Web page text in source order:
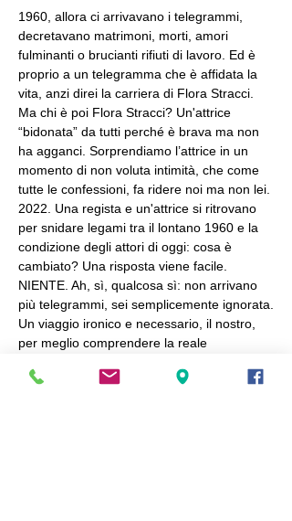
1960, allora ci arrivavano i telegrammi,
decretavano matrimoni, morti, amori
fulminanti o brucianti rifiuti di lavoro. Ed è
proprio a un telegramma che è affidata la
vita, anzi direi la carriera di Flora Stracci.
Ma chi è poi Flora Stracci? Un'attrice
“bidonata” da tutti perché è brava ma non
ha agganci. Sorprendiamo l’attrice in un
momento di non voluta intimità, che come
tutte le confessioni, fa ridere noi ma non lei.
2022. Una regista e un'attrice si ritrovano
per snidare legami tra il lontano 1960 e la
condizione degli attori di oggi: cosa è
cambiato? Una risposta viene facile.
NIENTE. Ah, sì, qualcosa sì: non arrivano
più telegrammi, sei semplicemente ignorata.
Un viaggio ironico e necessario, il nostro,
per meglio comprendere la reale
quanto più fanno ridere tanto più sono